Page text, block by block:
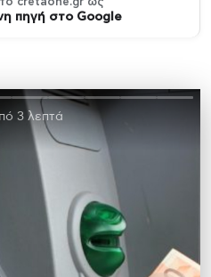
πηγή στο Google
3 λεπτά